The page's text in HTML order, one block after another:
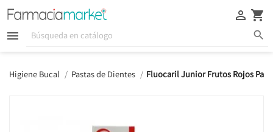
  
 
Higiene Bucal Pastas de Dientes Fluocaril Junior Frutos Rojos